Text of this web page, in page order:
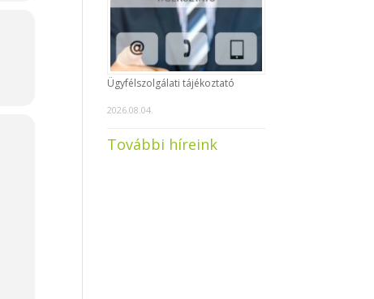
Ügyfélszolgálati tájékoztató
2026.08.04.
További híreink